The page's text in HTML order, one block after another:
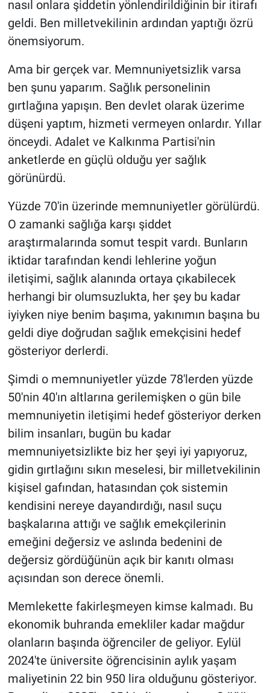
nasıl onlara şiddetin yönlendirildiğinin bir itirafı
geldi. Ben milletvekilinin ardından yaptığı özrü
önemsiyorum.
Ama bir gerçek var. Memnuniyetsizlik varsa
ben şunu yaparım. Sağlık personelinin
gırtlağına yapışın. Ben devlet olarak üzerime
düşeni yaptım, hizmeti vermeyen onlardır. Yıllar
önceydi. Adalet ve Kalkınma Partisi'nin
anketlerde en güçlü olduğu yer sağlık
görünürdü.
Yüzde 70'in üzerinde memnuniyetler görülürdü.
O zamanki sağlığa karşı şiddet
araştırmalarında somut tespit vardı. Bunların
iktidar tarafından kendi lehlerine yoğun
iletişimi, sağlık alanında ortaya çıkabilecek
herhangi bir olumsuzlukta, her şey bu kadar
iyiyken niye benim başıma, yakınımın başına bu
geldi diye doğrudan sağlık emekçisini hedef
gösteriyor derlerdi.
Şimdi o memnuniyetler yüzde 78'lerden yüzde
50'nin 40'ın altlarına gerilemişken o gün bile
memnuniyetin iletişimi hedef gösteriyor derken
bilim insanları, bugün bu kadar
memnuniyetsizlikte biz her şeyi iyi yapıyoruz,
gidin gırtlağını sıkın meselesi, bir milletvekilinin
kişisel gafından, hatasından çok sistemin
kendisini nereye dayandırdığı, nasıl suçu
başkalarına attığı ve sağlık emekçilerinin
emeğini değersiz ve aslında bedenini de
değersiz gördüğünün açık bir kanıtı olması
açısından son derece önemli.
Memlekette fakirleşmeyen kimse kalmadı. Bu
ekonomik buhranda emekliler kadar mağdur
olanların başında öğrenciler de geliyor. Eylül
2024'te üniversite öğrencisinin aylık yaşam
maliyetinin 22 bin 950 lira olduğunu gösteriyor.